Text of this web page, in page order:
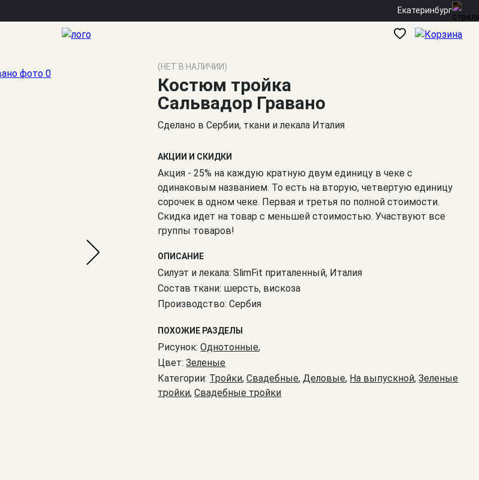
Екатеринбург
(НЕТ В НАЛИЧИИ)
Костюм тройка
Сальвадор Гравано
Сделано в Сербии, ткани и лекала Италия
АКЦИИ И СКИДКИ
Акция - 25% на каждую кратную двум единицу в чеке с
одинаковым названием. То есть на вторую, четвертую единицу
сорочек в одном чеке. Первая и третья по полной стоимости.
Скидка идет на товар с меньшей стоимостью. Участвуют все
группы товаров!
ОПИСАНИЕ
Силуэт и лекала: SlimFit приталенный, Италия
Состав ткани: шерсть, вискоза
Производство: Сербия
ПОХОЖИЕ РАЗДЕЛЫ
Рисунок:Однотонные,
Цвет:Зеленые
Категории: Тройки,Свадебные,Деловые, На выпускной,Зеленые
тройки,Свадебные тройки